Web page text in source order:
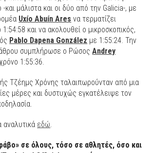
και μάλιστα και οι δύο από την Galicia-, με
Uxío Abuín Ares να τερματίζει
και να ακολουθεί ο μικροσκοπικός,
Pablo Dapena González με 1:55:24. Την
συμπλήρωσε ο ΡώσοςAndrey
1:55:36.
Τζέημς Χρόνης ταλαιπωρούνταν από μια
μέρες και δυστυχώς εγκατέλειψε τον
εδώ
σε όλους, τόσο σε αθλητές, όσο και